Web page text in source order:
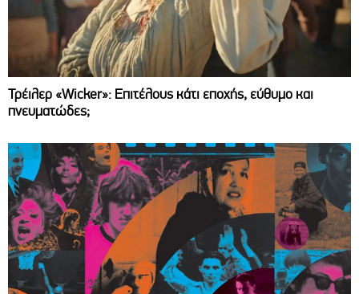
Τρέιλερ «Wicker»: Επιτέλους κάτι εποχής, εύθυμο και
πνευματώδες;